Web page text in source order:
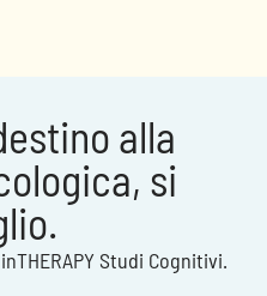
alla
si
Studi Cognitivi.